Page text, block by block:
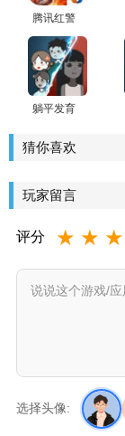
腾讯红警
OL游戏
躺平发育
版
猜你喜欢
玩家留言
评分 ★ ★ ★
选择头像: